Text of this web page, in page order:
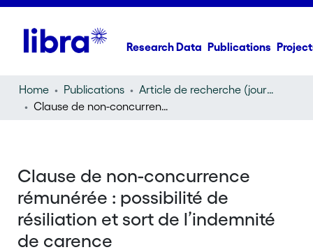
Research Data Publications
Home Publications
Article de recherche (journal article)
Clause de non-concurrence rémunérée : possibilité de résiliation et sort de l’indemnité de carence
Clause de non-concurrence
rémunérée : possibilité de
résiliation et sort de l’indemnité
de carence